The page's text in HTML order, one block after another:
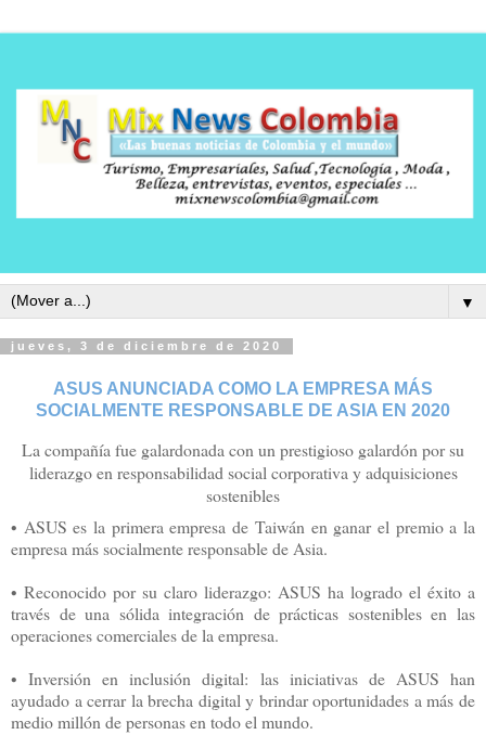
▼
jueves, 3 de diciembre de 2020
ASUS ANUNCIADA COMO LA EMPRESA MÁS
SOCIALMENTE RESPONSABLE DE ASIA EN 2020
La compañía fue galardonada con un prestigioso galardón por su
liderazgo en responsabilidad social corporativa y adquisiciones
sostenibles
• ASUS es la primera empresa de Taiwán en ganar el premio a la
empresa más socialmente responsable de Asia.
• Reconocido por su claro liderazgo: ASUS ha logrado el éxito a
través de una sólida integración de prácticas sostenibles en las
operaciones comerciales de la empresa.
• Inversión en inclusión digital: las iniciativas de ASUS han
ayudado a cerrar la brecha digital y brindar oportunidades a más de
medio millón de personas en todo el mundo.